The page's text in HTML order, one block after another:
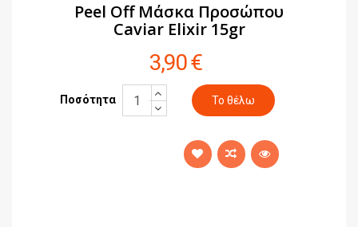
Peel Off Μάσκα Προσώπου
Caviar Elixir 15gr
3,90 €
Ποσότητα